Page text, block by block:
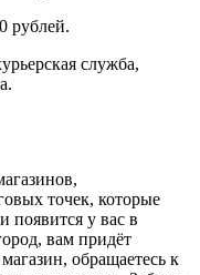
рублей.
служба,
точек, которые
появится у вас в
вам придёт
обращаетесь к